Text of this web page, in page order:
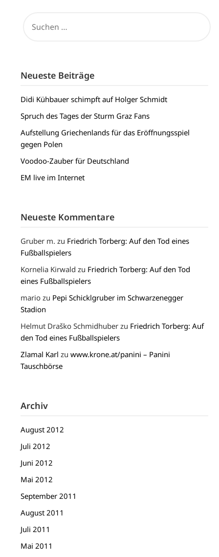
NACH:
Neueste Beiträge
Didi Kühbauer schimpft auf Holger Schmidt
Spruch des Tages der Sturm Graz Fans
Aufstellung Griechenlands für das Eröffnungsspiel
gegen Polen
Voodoo-Zauber für Deutschland
EM live im Internet
Neueste Kommentare
Gruber m. zu Friedrich Torberg: Auf den Tod eines
Fußballspielers
Kornelia Kirwald zu Friedrich Torberg: Auf den Tod
eines Fußballspielers
mario zu Pepi Schicklgruber im Schwarzenegger
Stadion
Helmut Draško Schmidhuber zu Friedrich Torberg: Auf
den Tod eines Fußballspielers
Zlamal Karl zuwww.krone.at/panini – Panini
Tauschbörse
Archiv
August 2012
Juli 2012
Juni 2012
Mai 2012
September 2011
August 2011
Juli 2011
Mai 2011